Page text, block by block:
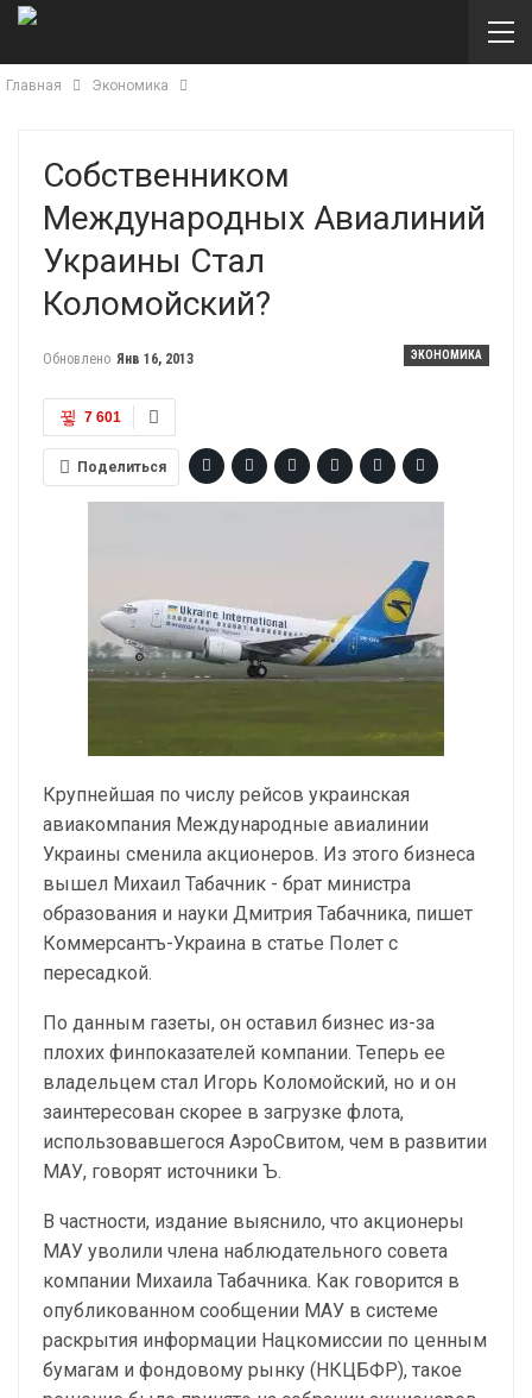
Главная Экономика
Собственником
Международных Авиалиний
Украины Стал
Коломойский?
ЭКОНОМИКА
Обновлено Янв 16, 2013
7 601
Поделиться
Крупнейшая по числу рейсов украинская
авиакомпания Международные авиалинии
Украины сменила акционеров. Из этого бизнеса
вышел Михаил Табачник - брат министра
образования и науки Дмитрия Табачника, пишет
Коммерсантъ-Украина в статье Полет с
пересадкой.
По данным газеты, он оставил бизнес из-за
плохих финпоказателей компании. Теперь ее
владельцем стал Игорь Коломойский, но и он
заинтересован скорее в загрузке флота,
использовавшегося АэроСвитом, чем в развитии
МАУ, говорят источники Ъ.
В частности, издание выяснило, что акционеры
МАУ уволили члена наблюдательного совета
компании Михаила Табачника. Как говорится в
опубликованном сообщении МАУ в системе
раскрытия информации Нацкомиссии по ценным
бумагам и фондовому рынку (НКЦБФР), такое